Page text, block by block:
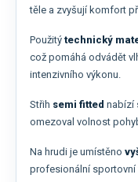
těle a zvyšují komfort
Použitý technický
což pomáhá odvádět
intenzivního výkonu.
Střih semi fitted nabízí
omezoval volnost
Na hrudi je umístěno
profesionální sportovní